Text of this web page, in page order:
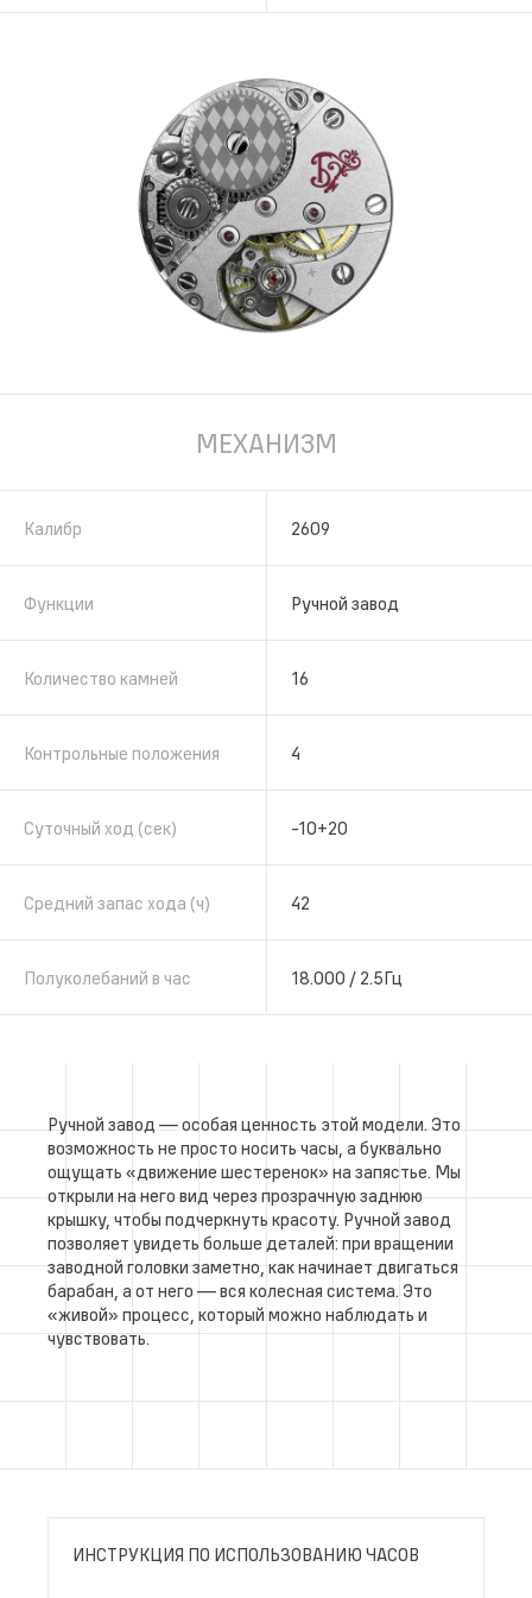
МЕХАНИЗМ
Калибр 2609
Функции Ручной завод
Количество камней 16
Контрольные положения 4
Суточный ход (сек) -10+20
Средний запас хода (ч) 42
Полуколебаний в час 18.000 / 2.5Гц
Ручной завод — особая ценность этой модели. Это
возможность не просто носить часы, а буквально
ощущать «движение шестеренок» на запястье. Мы
открыли на него вид через прозрачную заднюю
крышку, чтобы подчеркнуть красоту. Ручной завод
позволяет увидеть больше деталей: при вращении
заводной головки заметно, как начинает двигаться
барабан, а от него — вся колесная система. Это
«живой» процесс, который можно наблюдать и
чувствовать.
ИНСТРУКЦИЯ ПО ИСПОЛЬЗОВАНИЮ ЧАСОВ